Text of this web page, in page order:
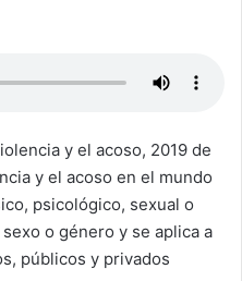
y el acoso, 2019 de
y el acoso en el mundo
psicológico, sexual o
o género y se aplica a
públicos y privados